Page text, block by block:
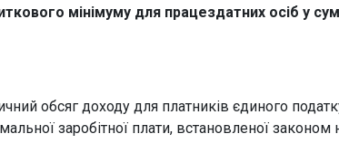
мінімуму для працездатних осіб у
обсяг доходу для платників єдиного
заробітної плати, встановленої законом